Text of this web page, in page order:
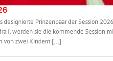
Prinzenpaar der Session
I. werden sie die kommende
von zwei Kindern [...]